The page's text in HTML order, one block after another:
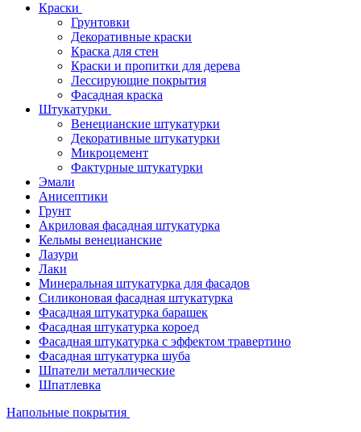
Краски
Грунтовки
Декоративные краски
Краска для стен
Краски и пропитки для дерева
Лессирующие покрытия
Фасадная краска
Штукатурки
Венецианские штукатурки
Декоративные штукатурки
Микроцемент
Фактурные штукатурки
Эмали
Анисептики
Грунт
Акриловая фасадная штукатурка
Кельмы венецианские
Лазури
Лаки
Минеральная штукатурка для фасадов
Силиконовая фасадная штукатурка
Фасадная штукатурка барашек
Фасадная штукатурка короед
Фасадная штукатурка с эффектом травертино
Фасадная штукатурка шуба
Шпатели металлические
Шпатлевка
Напольные покрытия